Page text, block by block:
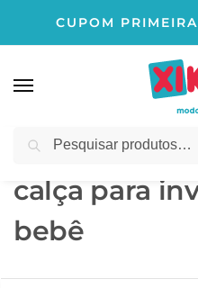
CUPOM
Início Produtos marcados com
calça para
bebê